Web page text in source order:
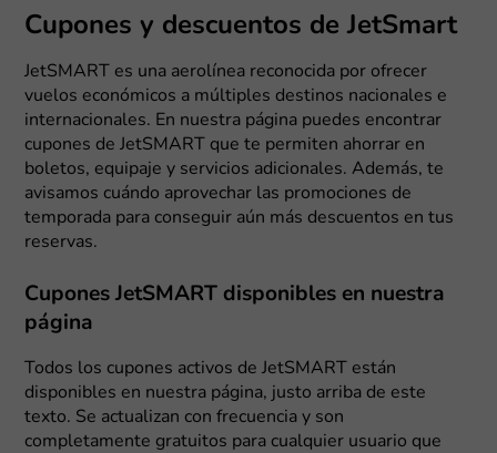
Cupones y descuentos de JetSmart
JetSMART es una aerolínea reconocida por ofrecer
vuelos económicos a múltiples destinos nacionales e
internacionales. En nuestra página puedes encontrar
cupones de JetSMART que te permiten ahorrar en
boletos, equipaje y servicios adicionales. Además, te
avisamos cuándo aprovechar las promociones de
temporada para conseguir aún más descuentos en tus
reservas.
Cupones JetSMART disponibles en nuestra
página
Todos los cupones activos de JetSMART están
disponibles en nuestra página, justo arriba de este
texto. Se actualizan con frecuencia y son
completamente gratuitos para cualquier usuario que